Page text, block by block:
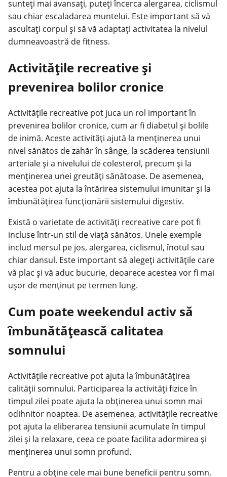
sunteți mai avansați, puteți încerca alergarea, ciclismul
sau chiar escaladarea muntelui. Este important să vă
ascultați corpul și să vă adaptați activitatea la nivelul
dumneavoastră de fitness.
Activitățile recreative și
prevenirea bolilor cronice
Activitățile recreative pot juca un rol important în
prevenirea bolilor cronice, cum ar fi diabetul și bolile
de inimă. Aceste activități ajută la menținerea unui
nivel sănătos de zahăr în sânge, la scăderea tensiunii
arteriale și a nivelului de colesterol, precum și la
menținerea unei greutăți sănătoase. De asemenea,
acestea pot ajuta la întărirea sistemului imunitar și la
îmbunătățirea funcționării sistemului digestiv.
Există o varietate de activități recreative care pot fi
incluse într-un stil deviață sănătos. Unele exemple
includ mersul pe jos, alergarea, ciclismul, înotul sau
chiar dansul. Este important să alegeți activitățile care
vă plac și vă aduc bucurie, deoarece acestea vor fi mai
ușor de menținut pe termen lung.
Cum poate weekendul activ să
îmbunătățească calitatea
somnului
Activitățile recreative pot ajuta la îmbunătățirea
calității somnului. Participarea la activități fizice în
timpul zilei poate ajuta la obținerea unui somn mai
odihnitor noaptea. De asemenea, activitățile recreative
pot ajuta la eliberarea tensiunii acumulate în timpul
zilei și la relaxare, ceea ce poate facilita adormirea și
menținerea unui somn profund.
Pentru a obține cele mai bune beneficii pentru somn,